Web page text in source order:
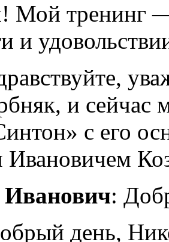
Мой тренинг
и
и сейчас
с его
Ивановичем
:
день,